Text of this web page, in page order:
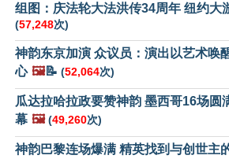
组图：庆法轮大法洪传34周年 纽约大
(57,248次)
神韵东京加演 众议员：演出以艺术唤
心 🖼️📝 (52,064次)
瓜达拉哈拉政要赞神韵 墨西哥16场圆
幕 🖼️ (49,260次)
神韵巴黎连场爆满 精英找到与创世主